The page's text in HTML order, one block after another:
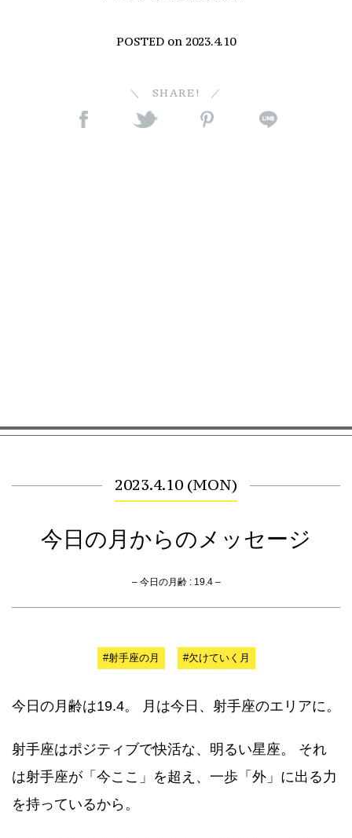
POSTED on 2023.4.10
SHARE!
2023.4.10 (MON)
今日の月からのメッセージ
– 今日の月齢 : 19.4 –
#射手座の月 #欠けていく月
今日の月齢は19.4。 月は今日、射手座のエリアに。
射手座はポジティブで快活な、明るい星座。 それ
は射手座が「今ここ」を超え、一歩「外」に出る力
を持っているから。